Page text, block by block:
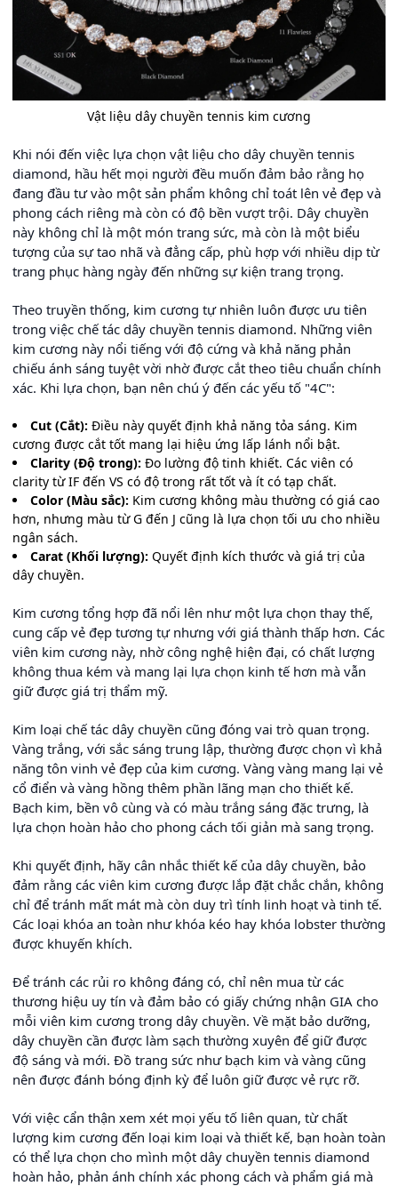
Vật liệu dây chuyền tennis kim cương
Khi nói đến việc lựa chọn vật liệu cho dây chuyền tennis
diamond, hầu hết mọi người đều muốn đảm bảo rằng họ
đang đầu tư vào một sản phẩm không chỉ toát lên vẻ đẹp và
phong cách riêng mà còn có độ bền vượt trội. Dây chuyền
này không chỉ là một món trang sức, mà còn là một biểu
tượng của sự tao nhã và đẳng cấp, phù hợp với nhiều dịp từ
trang phục hàng ngày đến những sự kiện trang trọng.
Theo truyền thống, kim cương tự nhiên luôn được ưu tiên
trong việc chế tác dây chuyền tennis diamond. Những viên
kim cương này nổi tiếng với độ cứng và khả năng phản
chiếu ánh sáng tuyệt vời nhờ được cắt theo tiêu chuẩn chính
xác. Khi lựa chọn, bạn nên chú ý đến các yếu tố "4C":
Cut (Cắt): Điều này quyết định khả năng tỏa sáng. Kim
cương được cắt tốt mang lại hiệu ứng lấp lánh nổi bật.
Clarity (Độ trong): Đo lường độ tinh khiết. Các viên có
clarity từ IF đến VS có độ trong rất tốt và ít có tạp chất.
Color (Màu sắc): Kim cương không màu thường có giá cao
hơn, nhưng màu từ G đến J cũng là lựa chọn tối ưu cho nhiều
ngân sách.
Carat (Khối lượng): Quyết định kích thước và giá trị của
dây chuyền.
Kim cương tổng hợp đã nổi lên như một lựa chọn thay thế,
cung cấp vẻ đẹp tương tự nhưng với giá thành thấp hơn. Các
viên kim cương này, nhờ công nghệ hiện đại, có chất lượng
không thua kém và mang lại lựa chọn kinh tế hơn mà vẫn
giữ được giá trị thẩm mỹ.
Kim loại chế tác dây chuyền cũng đóng vai trò quan trọng.
Vàng trắng, với sắc sáng trung lập, thường được chọn vì khả
năng tôn vinh vẻ đẹp của kim cương. Vàng vàng mang lại vẻ
cổ điển và vàng hồng thêm phần lãng mạn cho thiết kế.
Bạch kim, bền vô cùng và có màu trắng sáng đặc trưng, là
lựa chọn hoàn hảo cho phong cách tối giản mà sang trọng.
Khi quyết định, hãy cân nhắc thiết kế của dây chuyền, bảo
đảm rằng các viên kim cương được lắp đặt chắc chắn, không
chỉ để tránh mất mát mà còn duy trì tính linh hoạt và tinh tế.
Các loại khóa an toàn như khóa kéo hay khóa lobster thường
được khuyến khích.
Để tránh các rủi ro không đáng có, chỉ nên mua từ các
thương hiệu uy tín và đảm bảo có giấy chứng nhận GIA cho
mỗi viên kim cương trong dây chuyền. Về mặt bảo dưỡng,
dây chuyền cần được làm sạch thường xuyên để giữ được
độ sáng và mới. Đồ trang sức như bạch kim và vàng cũng
nên được đánh bóng định kỳ để luôn giữ được vẻ rực rỡ.
Với việc cẩn thận xem xét mọi yếu tố liên quan, từ chất
lượng kim cương đến loại kim loại và thiết kế, bạn hoàn toàn
có thể lựa chọn cho mình một dây chuyền tennis diamond
hoàn hảo, phản ánh chính xác phong cách và phẩm giá mà